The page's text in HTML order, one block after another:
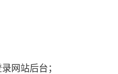
网站后台；